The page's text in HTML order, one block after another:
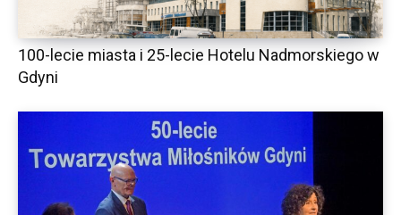
100-lecie miasta i 25-lecie Hotelu Nadmorskiego w
Gdyni